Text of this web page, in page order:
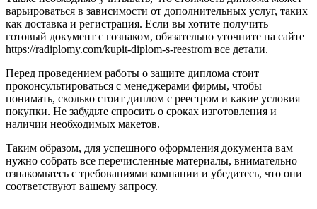
варьироваться в зависимости от дополнительных услуг, таких
как доставка и регистрация. Если вы хотите получить
готовый документ с гознаком, обязательно уточните на сайте
https://radiplomy.com/kupit-diplom-s-reestrom все детали.
Перед проведением работы о защите диплома стоит
проконсультироваться с менеджерами фирмы, чтобы
понимать, сколько стоит диплом с реестром и какие условия
покупки. Не забудьте спросить о сроках изготовления и
наличии необходимых макетов.
Таким образом, для успешного оформления документа вам
нужно собрать все перечисленные материалы, внимательно
ознакомьтесь с требованиями компании и убедитесь, что они
соответствуют вашему запросу.